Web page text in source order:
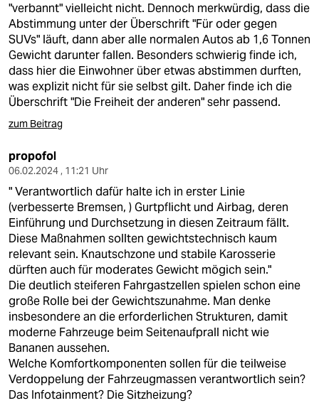
epaper login
"verbannt" vielleicht nicht. Dennoch merkwürdig, dass die
Abstimmung unter der Überschrift "Für oder gegen
SUVs" läuft, dann aber alle normalen Autos ab 1,6 Tonnen
Gewicht darunter fallen. Besonders schwierig finde ich,
dass hier die Einwohner über etwas abstimmen durften,
was explizit nicht für sie selbst gilt. Daher finde ich die
Überschrift "Die Freiheit der anderen" sehr passend.
zum Beitrag
propofol
06.02.2024 , 11:21 Uhr
" Verantwortlich dafür halte ich in erster Linie
(verbesserte Bremsen, ) Gurtpflicht und Airbag, deren
Einführung und Durchsetzung in diesen Zeitraum fällt.
Diese Maßnahmen sollten gewichtstechnisch kaum
relevant sein. Knautschzone und stabile Karosserie
dürften auch für moderates Gewicht mögich sein."
Die deutlich steiferen Fahrgastzellen spielen schon eine
große Rolle bei der Gewichtszunahme. Man denke
insbesondere an die erforderlichen Strukturen, damit
moderne Fahrzeuge beim Seitenaufprall nicht wie
Bananen aussehen.
Welche Komfortkomponenten sollen für die teilweise
Verdoppelung der Fahrzeugmassen verantwortlich sein?
Das Infotainment? Die Sitzheizung?